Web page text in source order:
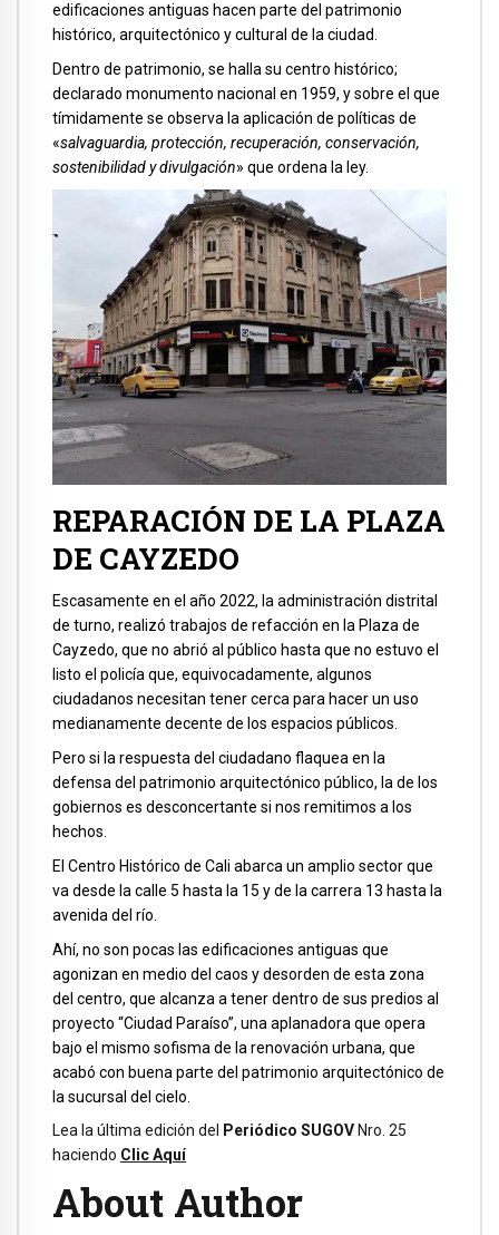
edificaciones antiguas hacen parte del patrimonio
histórico, arquitectónico y cultural de la ciudad.
Dentro de patrimonio, se halla su centro histórico;
declarado monumento nacional en 1959, y sobre el que
tímidamente se observa la aplicación de políticas de
«salvaguardia, protección, recuperación, conservación,
sostenibilidad y divulgación» que ordena la ley.
REPARACIÓN DE LA PLAZA
DE CAYZEDO
Escasamente en el año 2022, la administración distrital
de turno, realizó trabajos de refacción en la Plaza de
Cayzedo, que no abrió al público hasta que no estuvo el
listo el policía que, equivocadamente, algunos
ciudadanos necesitan tener cerca para hacer un uso
medianamente decente de los espacios públicos.
Pero si la respuesta del ciudadano flaquea en la
defensa del patrimonio arquitectónico público, la de los
gobiernos es desconcertante si nos remitimos a los
hechos.
El Centro Histórico de Cali abarca un amplio sector que
va desde la calle 5 hasta la 15 y de la carrera 13 hasta la
avenida del río.
Ahí, no son pocas las edificaciones antiguas que
agonizan en medio del caos y desorden de esta zona
del centro, que alcanza a tener dentro de sus predios al
proyecto “Ciudad Paraíso”, una aplanadora que opera
bajo el mismo sofisma de la renovación urbana, que
acabó con buena parte del patrimonio arquitectónico de
la sucursal del cielo.
Lea la última edición del
Periódico SUGOV Nro. 25
haciendo Clic Aquí
About Author